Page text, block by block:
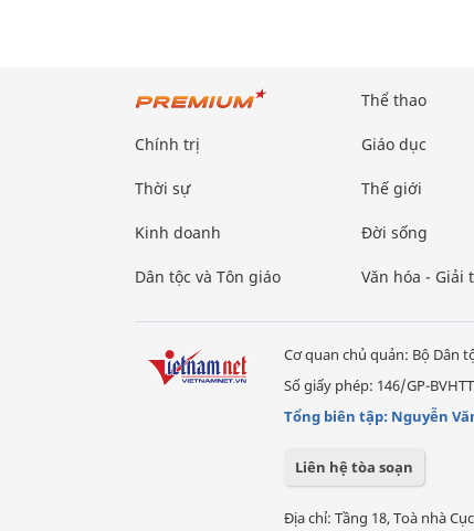
Chính trị
Thời sự
Kinh doanh
Dân tộc và Tôn giáo
Thể thao
Giáo dục
Thế giới
Đời sống
Văn hóa - Giải
Cơ quan chủ quản: Bộ Dân
Số giấy phép: 146/GP-
Tổng biên tập: Nguyễn
Liên hệ tòa soạn
Địa chỉ: Tầng 18, Toà nhà